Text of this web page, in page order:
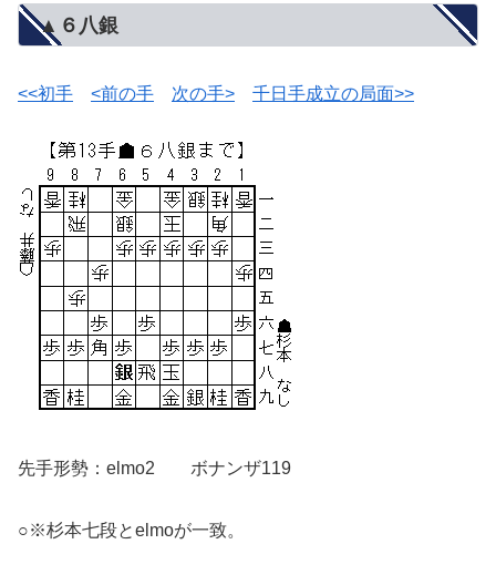
▲６八銀
<<初手 <前の手 次の手> 千日手成立の局面>>
先手形勢：elmo2 ボナンザ119
○※杉本七段とelmoが一致。